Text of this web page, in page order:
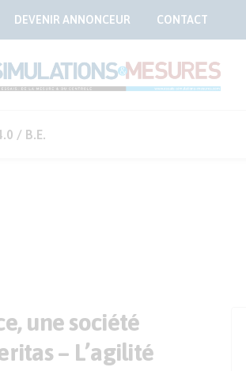
DEVENIR ANNONCEUR CONTACT
/ B.E.
une société
– L’agilité